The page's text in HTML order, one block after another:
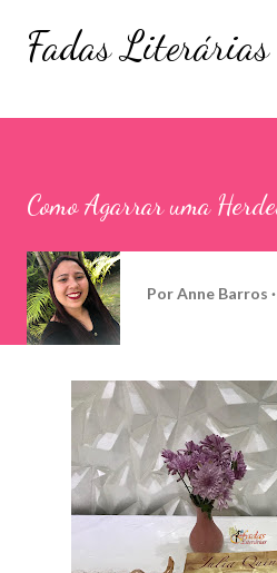
Pular para o
Fadas Literárias
Como Agarrar uma
PorAnne Barros